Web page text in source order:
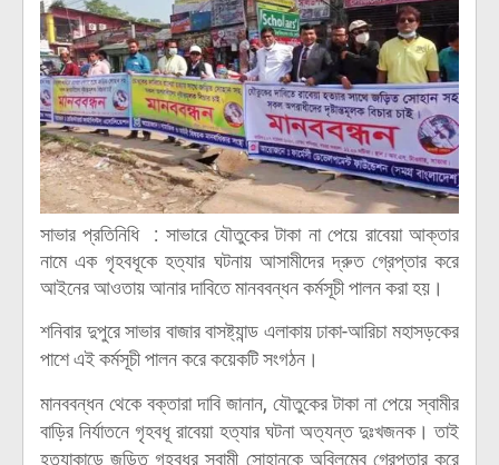
সাভার প্রতিনিধি : সাভারে যৌতুকের টাকা না পেয়ে রাবেয়া আক্তার
নামে এক গৃহবধূকে হত্যার ঘটনায় আসামীদের দ্রুত গ্রেপ্তার করে
আইনের আওতায় আনার দাবিতে মানববন্ধন কর্মসূচী পালন করা হয়।
শনিবার দুপুরে সাভার বাজার বাসষ্ট্যান্ড এলাকায় ঢাকা-আরিচা মহাসড়কের
পাশে এই কর্মসূচী পালন করে কয়েকটি সংগঠন।
মানববন্ধন থেকে বক্তারা দাবি জানান, যৌতুকের টাকা না পেয়ে স্বামীর
বাড়ির নির্যাতনে গৃহবধূ রাবেয়া হত্যার ঘটনা অত্যন্ত দুঃখজনক। তাই
হত্যাকান্ডে জড়িত গৃহবধূর স্বামী সোহানকে অবিলম্বে গ্রেপ্তার করে